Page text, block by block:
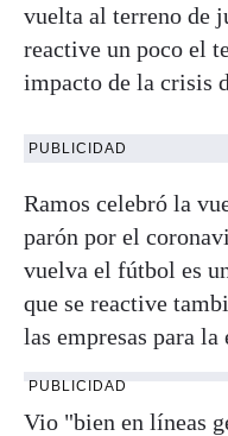
vuelta al terreno de
reactive un poco el
impacto de la crisis
PUBLICIDAD
Ramos celebró la
parón por el
vuelva el fútbol es
que se reactive
las empresas para
PUBLICIDAD
Vio "bien en líneas